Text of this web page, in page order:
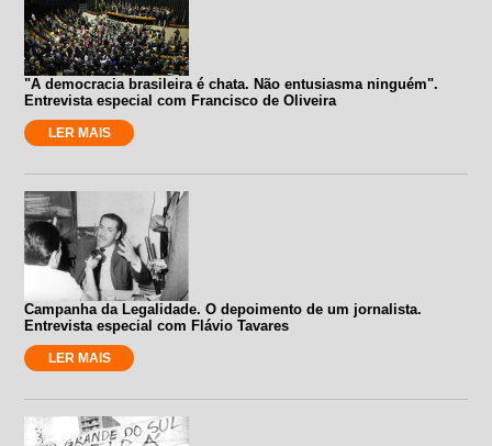
"A democracia brasileira é chata. Não entusiasma ninguém".
Entrevista especial com Francisco de Oliveira
LER MAIS
Campanha da Legalidade. O depoimento de um jornalista.
Entrevista especial com Flávio Tavares
LER MAIS